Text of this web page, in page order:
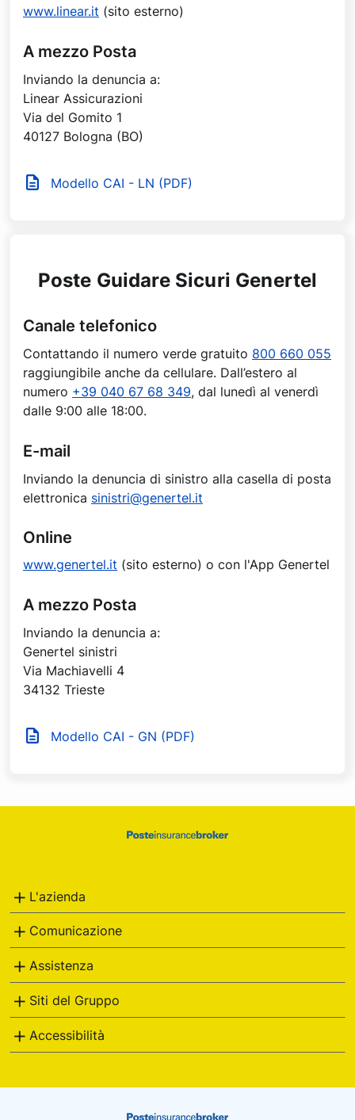
www.linear.it (sito esterno)
A mezzo Posta
Inviando la denuncia a:
Linear Assicurazioni
Via del Gomito 1
40127 Bologna (BO)
Modello CAI - LN (PDF)
Poste Guidare Sicuri Genertel
Canale telefonico
Contattando il numero verde gratuito 800 660 055
raggiungibile anche da cellulare. Dall’estero al
numero +39 040 67 68 349, dal lunedì al venerdì
dalle 9:00 alle 18:00.
E-mail
Inviando la denuncia di sinistro alla casella di posta
elettronica sinistri@genertel.it
Online
www.genertel.it (sito esterno) o con l'App Genertel
A mezzo Posta
Inviando la denuncia a:
Genertel sinistri
Via Machiavelli 4
34132 Trieste
Modello CAI - GN (PDF)
Italiane
L'azienda
Comunicazione
Assistenza
Siti del Gruppo
Accessibilità